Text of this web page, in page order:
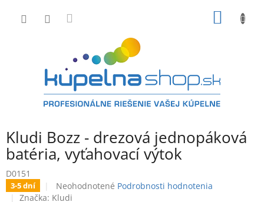
Kludi Bozz - drezová jednopáková
batéria, vyťahovací výtok
D0151
3-5 dní
Priemerné
hodnotenie
Neohodnotené Podrobnosti hodnotenia
Značka: Kludi